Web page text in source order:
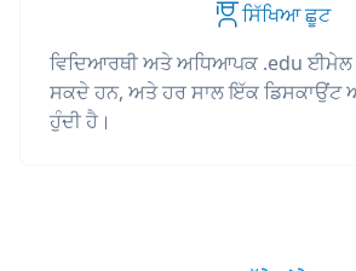
ਸਿੱਖਿਆ ਛੂਟ
ਵਿਦਿਆਰਥੀ ਅਤੇ ਅਧਿਆਪਕ .edu ਈਮੇਲ
ਸਕਦੇ ਹਨ, ਅਤੇ ਹਰ ਸਾਲ ਇੱਕ ਡਿਸਕਾਉਂਟ
ਹੁੰਦੀ ਹੈ।